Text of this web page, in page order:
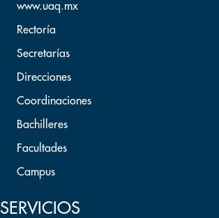
www.uaq.mx
Rectoría
Secretarías
Direcciones
Coordinaciones
Bachilleres
Facultades
Campus
SERVICIOS